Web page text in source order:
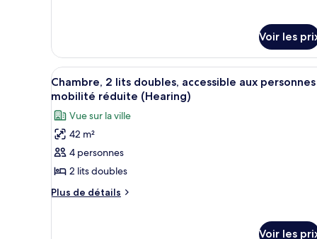
lits
doubles
type
de
chambre
Chambre,
2
lits
doubles
Voir les
Afficher
toutes
les
photos
pour
ce
type
de
Une chambre d’hôtel avec
6
Chambre, 2 lits doubles, accessible aux personnes
mobilité réduite (Hearing)
Vue sur la ville
42 m²
4 personnes
2 lits doubles
Plus de détails
Plus
Voir les